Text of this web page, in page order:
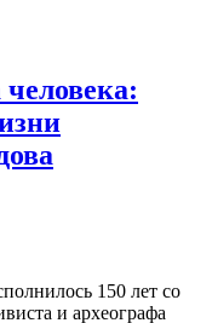
150 лет со
и археографа